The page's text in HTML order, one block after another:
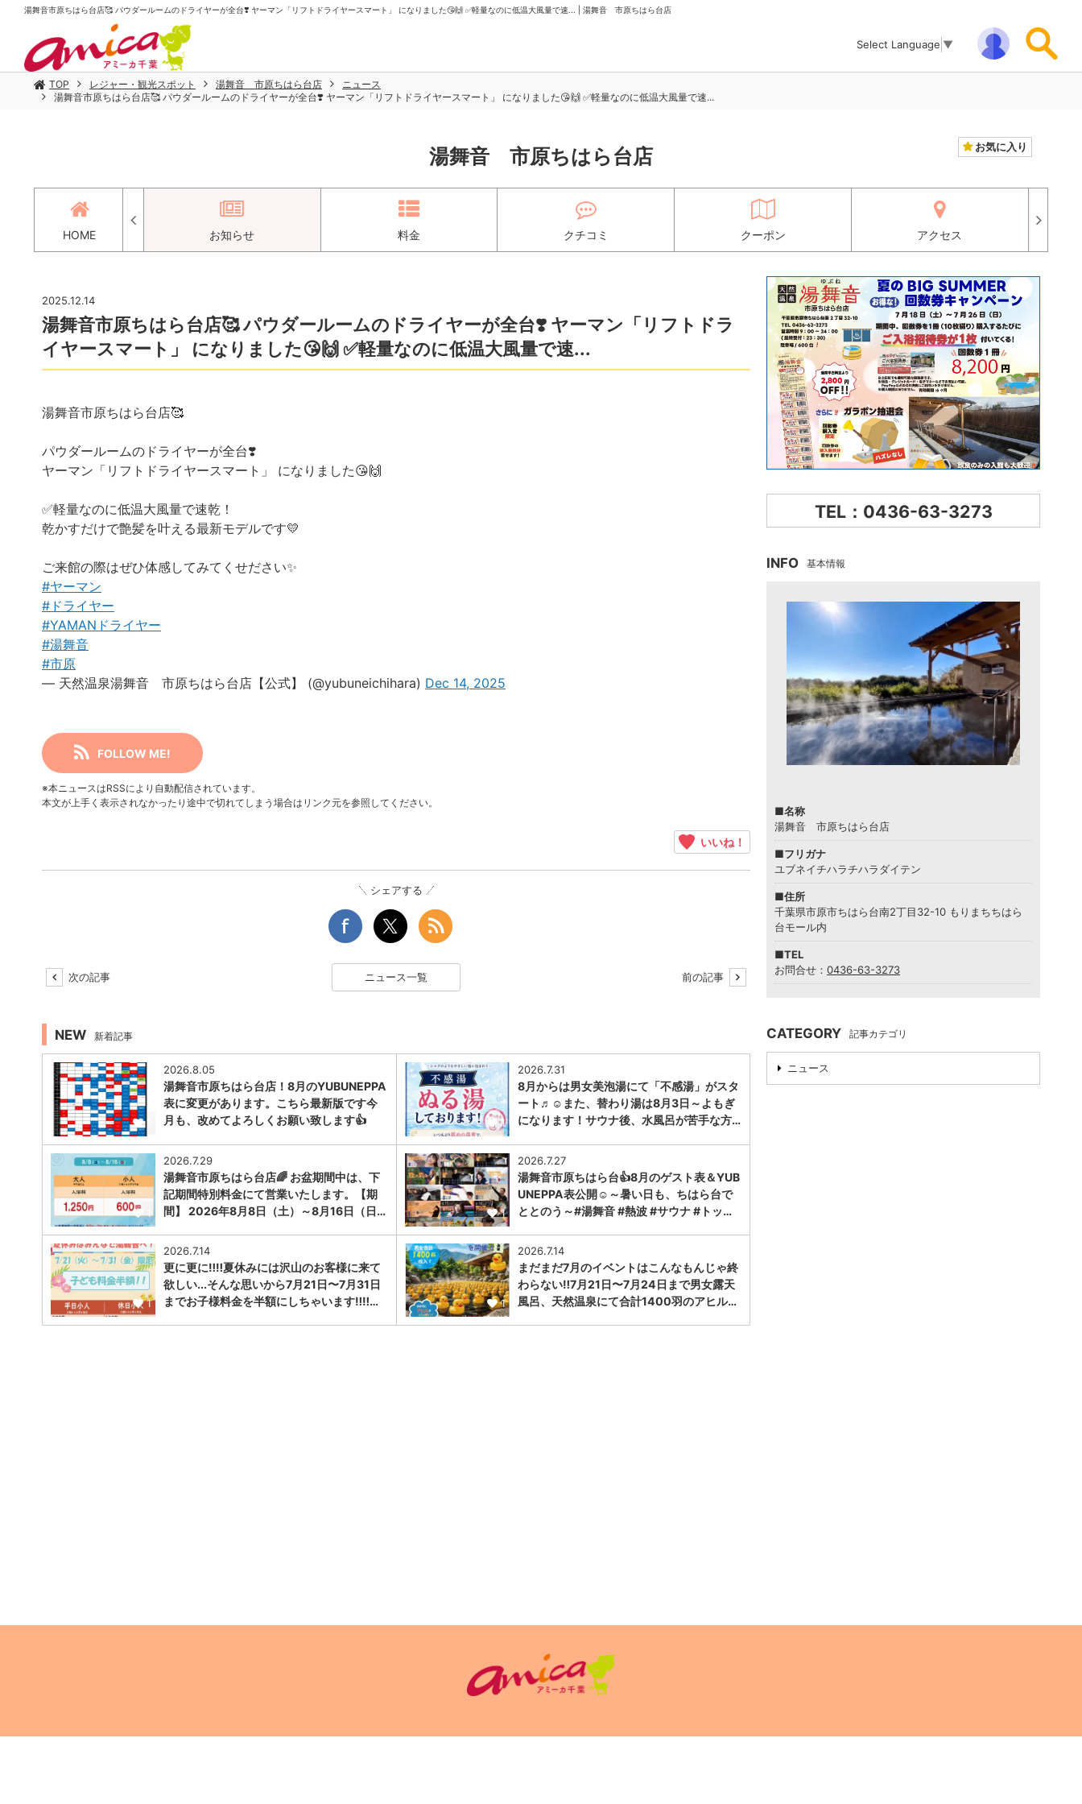
湯舞音市原ちはら台店🥰 パウダールームのドライヤーが全台❣️ ヤーマン「リフトドライヤースマート」 になりました😘🙌 ✅軽量なのに低温大風量で速... | 湯舞音 市原ちはら台店
Select Language ▼
TOP レジャー・観光スポット 湯舞音 市原ちはら台店
ニュース
湯舞音市原ちはら台店🥰 パウダールームのドライヤーが全台❣️ ヤーマン「リフトドライヤースマート」 になりました😘🙌 ✅軽量なのに低温大風量で速...
湯舞音 市原ちはら台店 お気に入り
HOME
アクセス お知らせ 料金 クチコミ クーポン アクセス
2025.12.14
湯舞音市原ちはら台店🥰 パウダールームのドライヤーが全台❣️ ヤーマン「リフトドラ
イヤースマート」 になりました😘🙌 ✅軽量なのに低温大風量で速...
湯舞音市原ちはら台店🥰
パウダールームのドライヤーが全台❣️
ヤーマン「リフトドライヤースマート」 になりました😘🙌
✅軽量なのに低温大風量で速乾！
乾かすだけで艶髪を叶える最新モデルです💛
ご来館の際はぜひ体感してみてくせださい✨
#ヤーマン
#ドライヤー
#YAMANドライヤー
#湯舞音
#市原
— 天然温泉湯舞音 市原ちはら台店【公式】 (@yubuneichihara) Dec 14, 2025
FOLLOW ME!
※本ニュースはRSSにより自動配信されています。
本文が上手く表示されなかったり途中で切れてしまう場合はリンク元を参照してください。
いいね！
シェアする
次の記事 ニュース一覧 前の記事
NEW 新着記事
1
2026.8.05
湯舞音市原ちはら台店！8月のYUBUNEPPA
表に変更があります。こちら最新版です今
月も、改めてよろしくお願い致します👍
1
2026.7.31
8月からは男女美泡湯にて「不感湯」がスタ
ート♬☺また、替わり湯は8月3日～よもぎ
になります！サウナ後、水風呂が苦手な方…
1
2026.7.29
湯舞音市原ちはら台店🌈 お盆期間中は、下
記期間特別料金にて営業いたします。【期
間】 2026年8月8日（土）～8月16日（日…
1
2026.7.27
湯舞音市原ちはら台👍8月のゲスト表＆YUB
UNEPPA表公開☺～暑い日も、ちはら台で
ととのう～#湯舞音 #熱波 #サウナ #トッ…
1
2026.7.14
更に更に‼️‼️夏休みには沢山のお客様に来て
欲しい...そんな思いから7月21日〜7月31日
までお子様料金を半額にしちゃいます‼︎‼︎…
1
2026.7.14
まだまだ7月のイベントはこんなもんじゃ終
わらない‼️7月21日〜7月24日まで男女露天
風呂、天然温泉にて合計1400羽のアヒル…
TEL：0436-63-3273
INFO 基本情報
■名称
湯舞音 市原ちはら台店
■フリガナ
ユブネイチハラチハラダイテン
■住所
千葉県市原市ちはら台南2丁目32-10 もりまちちはら
台モール内
■TEL
お問合せ： 0436-63-3273
CATEGORY 記事カテゴリ
ニュース